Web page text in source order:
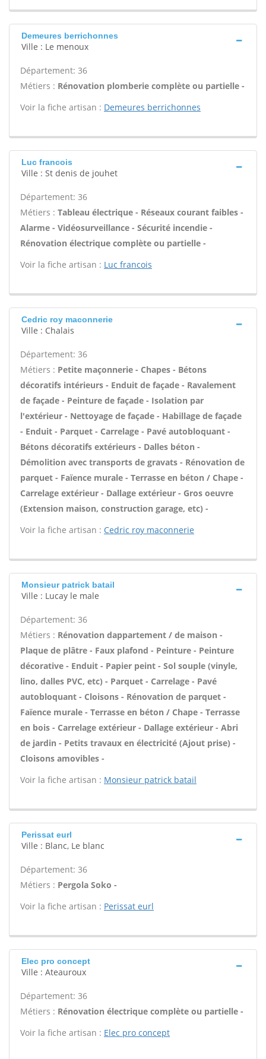
Demeures berrichonnes
Ville : Le menoux
Département: 36
Métiers : Rénovation plomberie complète ou partielle -
Voir la fiche artisan : Demeures berrichonnes
Luc francois
Ville : St denis de jouhet
Département: 36
Métiers : Tableau électrique - Réseaux courant faibles -
Alarme - Vidéosurveillance - Sécurité incendie -
Rénovation électrique complète ou partielle -
Voir la fiche artisan : Luc francois
Cedric roy maconnerie
Ville : Chalais
Département: 36
Métiers : Petite maçonnerie - Chapes - Bétons
décoratifs intérieurs - Enduit de façade - Ravalement
de façade - Peinture de façade - Isolation par
l'extérieur - Nettoyage de façade - Habillage de façade
- Enduit - Parquet - Carrelage - Pavé autobloquant -
Bétons décoratifs extérieurs - Dalles béton -
Démolition avec transports de gravats - Rénovation de
parquet - Faïence murale - Terrasse en béton / Chape -
Carrelage extérieur - Dallage extérieur - Gros oeuvre
(Extension maison, construction garage, etc) -
Voir la fiche artisan : Cedric roy maconnerie
Monsieur patrick batail
Ville : Lucay le male
Département: 36
Métiers : Rénovation dappartement / de maison -
Plaque de plâtre - Faux plafond - Peinture - Peinture
décorative - Enduit - Papier peint - Sol souple (vinyle,
lino, dalles PVC, etc) - Parquet - Carrelage - Pavé
autobloquant - Cloisons - Rénovation de parquet -
Faïence murale - Terrasse en béton / Chape - Terrasse
en bois - Carrelage extérieur - Dallage extérieur - Abri
de jardin - Petits travaux en électricité (Ajout prise) -
Cloisons amovibles -
Voir la fiche artisan : Monsieur patrick batail
Perissat eurl
Ville : Blanc, Le blanc
Département: 36
Métiers : Pergola Soko -
Voir la fiche artisan : Perissat eurl
Elec pro concept
Ville : Ateauroux
Département: 36
Métiers : Rénovation électrique complète ou partielle -
Voir la fiche artisan : Elec pro concept